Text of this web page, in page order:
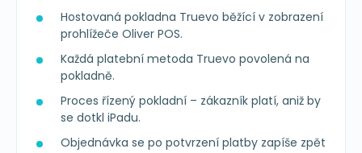
Hostovaná pokladna Truevo běžící v zobrazení
prohlížeče Oliver POS.
Každá platební metoda Truevo povolená na
pokladně.
Proces řízený pokladní – zákazník platí, aniž by
se dotkl iPadu.
Objednávka se po potvrzení platby zapíše zpět